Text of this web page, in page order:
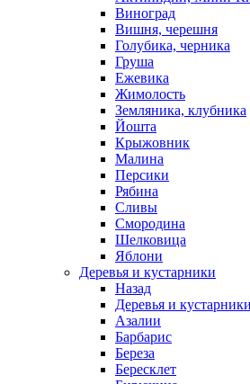
Виноград
Вишня, черешня
Голубика, черника
Груша
Ежевика
Жимолость
Земляника, клубника
Йошта
Крыжовник
Малина
Персики
Рябина
Сливы
Смородина
Шелковица
Яблони
Деревья и кустарники
Назад
Деревья и кустарники
Азалии
Барбарис
Береза
Бересклет